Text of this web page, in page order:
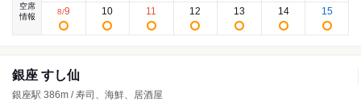
空席
情報
8/9 10 11 12 13 14 15
銀座 すし仙
銀座駅 386m / 寿司、海鮮、居酒屋